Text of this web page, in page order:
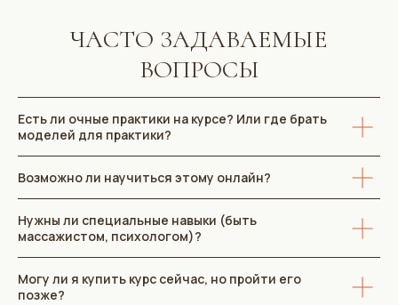
Есть ли очные практики на курсе? Или где брать
моделей для практики?
Возможно ли научиться этому онлайн?
Нужны ли специальные навыки (быть
массажистом, психологом)?
Могу ли я купить курс сейчас, но пройти его
позже?